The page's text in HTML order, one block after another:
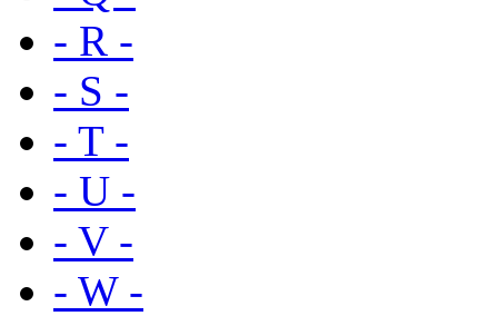
- R -
- S -
- T -
- U -
- V -
- W -